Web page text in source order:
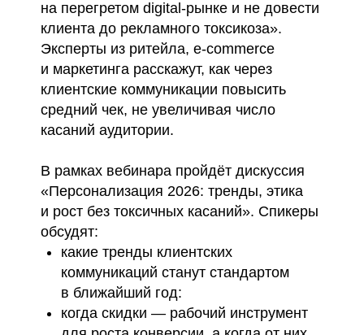
на перегретом digital-рынке и не довести
клиента до рекламного токсикоза».
Эксперты из ритейла, e-commerce
и маркетинга расскажут, как через
клиентские коммуникации повысить
средний чек, не увеличивая число
касаний аудитории.
В рамках вебинара пройдёт дискуссия
«Персонализация 2026: тренды, этика
и рост без токсичных касаний». Спикеры
обсудят:
какие тренды клиентских
коммуникаций станут стандартом
в ближайший год:
когда скидки — рабочий инструмент